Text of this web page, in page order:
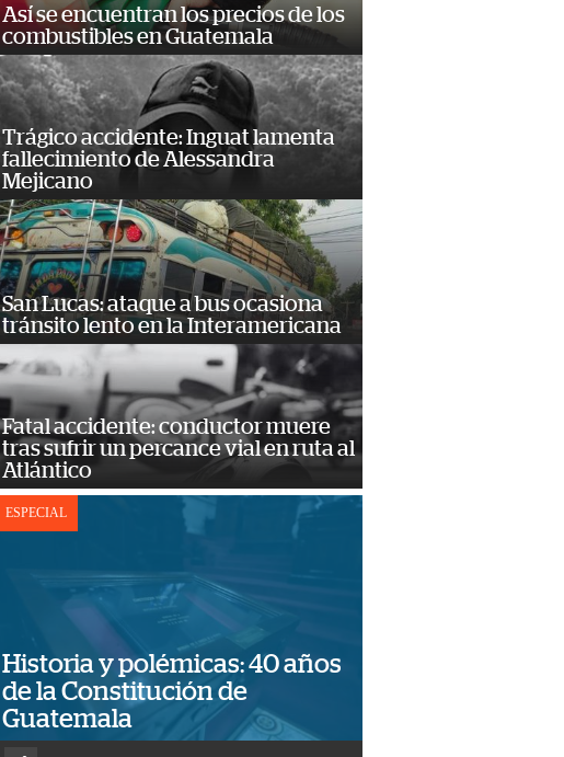
Así se encuentran los precios de los
combustibles en Guatemala
Trágico accidente: Inguat lamenta
fallecimiento de Alessandra
Mejicano
San Lucas: ataque a bus ocasiona
tránsito lento en la Interamericana
Fatal accidente: conductor muere
tras sufrir un percance vial en ruta al
Atlántico
ESPECIAL
Historia y polémicas: 40 años
de la Constitución de
Guatemala